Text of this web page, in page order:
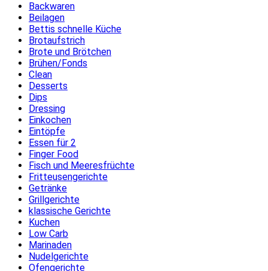
Backwaren
Beilagen
Bettis schnelle Küche
Brotaufstrich
Brote und Brötchen
Brühen/Fonds
Clean
Desserts
Dips
Dressing
Einkochen
Eintöpfe
Essen für 2
Finger Food
Fisch und Meeresfrüchte
Fritteusengerichte
Getränke
Grillgerichte
klassische Gerichte
Kuchen
Low Carb
Marinaden
Nudelgerichte
Ofengerichte